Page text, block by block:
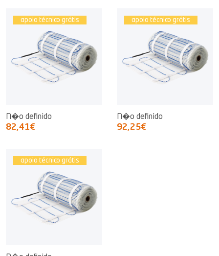
apoio técnico grátis
N�o definido
82,41€
apoio técnico grátis
N�o definido
92,25€
apoio técnico grátis